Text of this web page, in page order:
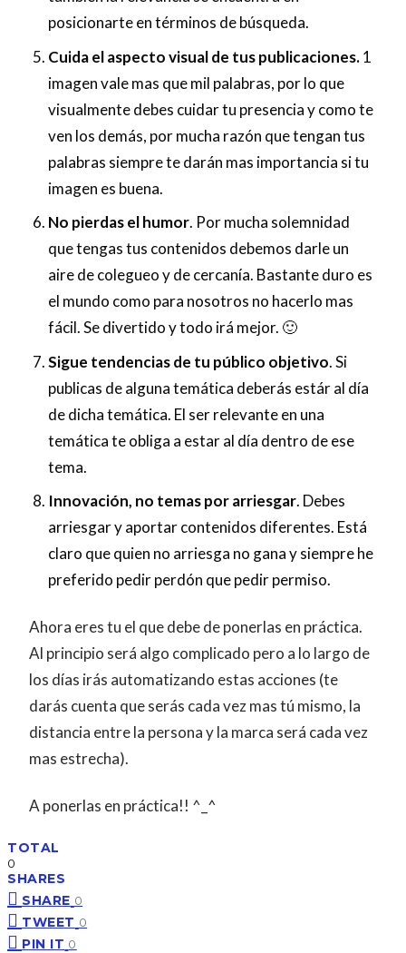
posicionarte en términos de búsqueda.
Cuida el aspecto visual de tus publicaciones.1
imagen vale mas que mil palabras, por lo que
visualmente debes cuidar tu presencia y como te
ven los demás, por mucha razón que tengan tus
palabras siempre te darán mas importancia si tu
imagen es buena.
No pierdas el humor. Por mucha solemnidad
que tengas tus contenidos debemos darle un
aire de colegueo y de cercanía. Bastante duro es
el mundo como para nosotros no hacerlo mas
fácil. Se divertido y todo irá mejor. 🙂
Sigue tendencias de tu público objetivo. Si
publicas de alguna temática deberás estár al día
de dicha temática. El ser relevante en una
temática te obliga a estar al día dentro de ese
tema.
Innovación, no temas por arriesgar. Debes
arriesgar y aportar contenidos diferentes. Está
claro que quien no arriesga no gana y siempre he
preferido pedir perdón que pedir permiso.
Ahora eres tu el que debe de ponerlas en práctica.
Al principio será algo complicado pero a lo largo de
los días irás automatizando estas acciones (te
darás cuenta que serás cada vez mas tú mismo, la
distancia entre la persona y la marca será cada vez
mas estrecha).
A ponerlas en práctica!! ^_^
TOTAL
0
SHARES
SHARE 0
TWEET 0
PIN IT 0